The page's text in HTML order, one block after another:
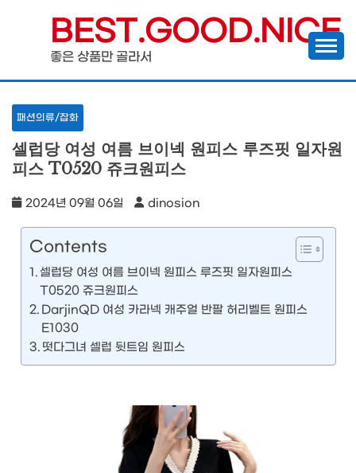
content
BEST.GOOD.NICE
좋은 상품만 골라서
패션의류/잡화
셀럽당 여성 여름 브이넥 원피스 루즈핏 일자원
피스 T0520 쥬크원피스
2024년 09월 06일 dinosion
Contents
셀럽당 여성 여름 브이넥 원피스 루즈핏 일자원피스
T0520 쥬크원피스
DarjinQD 여성 카라넥 캐주얼 반팔 허리벨트 원피스
E1030
떳다그녀 셀럽 뒷트임 원피스